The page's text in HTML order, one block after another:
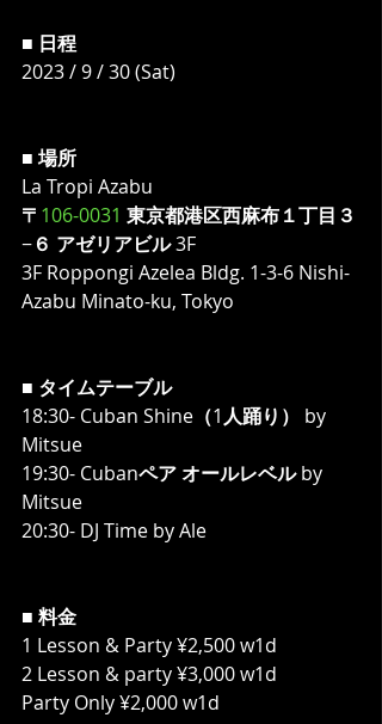
■ 日程
2023 / 9 / 30 (Sat)
■ 場所
La Tropi Azabu
〒 106-0031 東京都港区西麻布１丁目３
−６ アゼリアビル 3F
3F Roppongi Azelea Bldg. 1-3-6 Nishi-
Azabu Minato-ku, Tokyo
■ タイムテーブル
18:30- Cuban Shine （1 人踊り）
by
Mitsue
19:30- Cubanペア オールレベル by
Mitsue
20:30- DJ Time by Ale
■ 料金
1 Lesson & Party ¥2,500 w1d
2 Lesson & party ¥3,000 w1d
Party Only ¥2,000 w1d